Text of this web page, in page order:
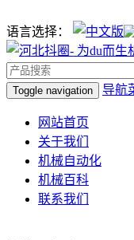
语言选择：
Toggle navigation 导航
网站首页
关于我们
机械自动化
机械百科
联系我们